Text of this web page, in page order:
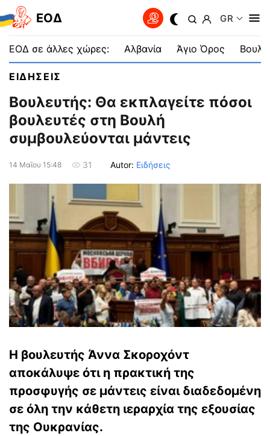
EOΔ GR
ΕΟΔ σε άλλες χώρες: Αλβανία Άγιο Όρος
ΕΙΔΗΣΕΙΣ
Βουλευτής: Θα εκπλαγείτε πόσοι
βουλευτές στη Βουλή
συμβουλεύονται μάντεις
14 Μαΐου 15:48 31 Autor: Ειδήσεις
Η βουλευτής Άννα Σκοροχόντ
αποκάλυψε ότι η πρακτική της
προσφυγής σε μάντεις είναι διαδεδομένη
σε όλη την κάθετη ιεραρχία της εξουσίας
της Ουκρανίας.